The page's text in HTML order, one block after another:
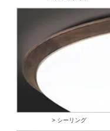
> シーリング